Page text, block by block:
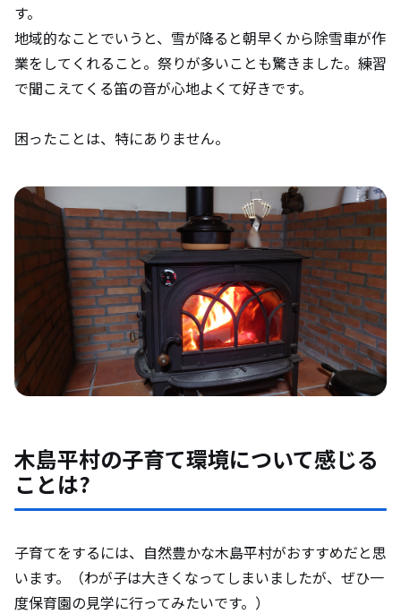
す。
地域的なことでいうと、雪が降ると朝早くから除雪車が作
業をしてくれること。祭りが多いことも驚きました。練習
で聞こえてくる笛の音が心地よくて好きです。
困ったことは、特にありません。
木島平村の子育て環境について感じる
ことは?
子育てをするには、自然豊かな木島平村がおすすめだと思
います。（わが子は大きくなってしまいましたが、ぜひ一
度保育園の見学に行ってみたいです。）